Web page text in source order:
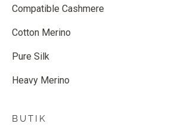
Compatible Cashmere
Cotton Merino
Pure Silk
Heavy Merino
BUTIK